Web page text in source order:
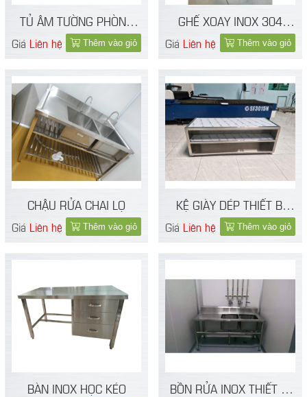
TỦ ÂM TƯỜNG PHÒNG
THÍ NGHIỆM
Giá Liên hệ Thêm vào giỏ
GHẾ XOAY INOX 304
PHÒNG THÍ NGHIỆM
TĂNG CHỈNH ĐƯỢC
Giá Liên hệ Thêm vào giỏ
CHẬU RỬA CHAI LỌ
Giá Liên hệ Thêm vào giỏ
KỆ GIÀY DÉP THIẾT BỊ
INOX PHÒNG SẠCH
Giá Liên hệ Thêm vào giỏ
BÀN INOX HỌC KÉO
BỒN RỬA INOX THIẾT BỊ